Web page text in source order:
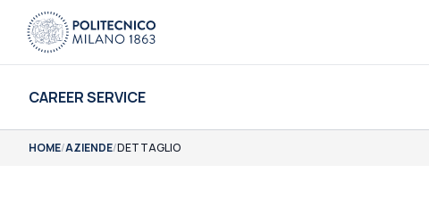
CAREER SERVICE
HOME/AZIENDE/DETTAGLIO